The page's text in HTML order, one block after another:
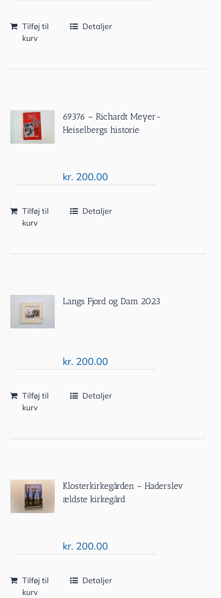
Tilføj til
kurv
Detaljer
69376 – Richardt Meyer-
Heiselbergs historie
kr. 200.00
Tilføj til
kurv
Detaljer
Langs Fjord og Dam 2023
kr. 200.00
Tilføj til
kurv
Detaljer
Klosterkirkegården – Haderslev
ældste kirkegård
kr. 200.00
Tilføj til
kurv
Detaljer